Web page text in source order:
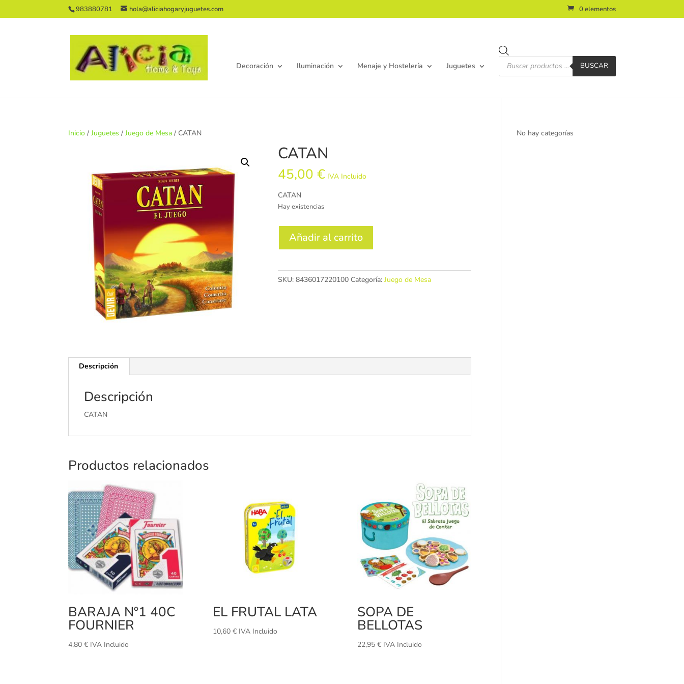
983880781 hola@aliciahogaryjuguetes.com 0 elementos
Decoración Iluminación Menaje y Hostelería Juguetes
Búsqueda
productos
BUSCAR
Inicio /Juguetes /Juego de Mesa / CATAN
CATAN
45,00€ IVA Incluido
CATAN
Hay existencias
cantidad
Añadir al carrito
SKU:8436017220100 Categoría:Juego de Mesa
Descripción
Descripción
CATAN
Productos relacionados
BARAJA Nº1 40C
FOURNIER
4,80€ IVA Incluido
EL FRUTAL LATA
10,60 € IVA Incluido
SOPA DE
BELLOTAS
22,95 € IVA Incluido
No hay categorías